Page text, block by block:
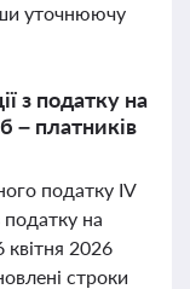
уточнюючу
з податку на
– платників
податку IV
на
2026
строки